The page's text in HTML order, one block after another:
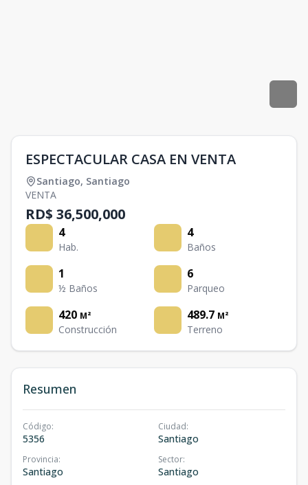
ESPECTACULAR CASA EN VENTA
Santiago, Santiago
VENTA
RD$ 36,500,000
4
Hab.
4
Baños
1
½ Baños
6
Parqueo
420 M²
Construcción
489.7 M²
Terreno
Resumen
Código:
5356
Ciudad:
Santiago
Provincia:
Santiago
Sector:
Santiago